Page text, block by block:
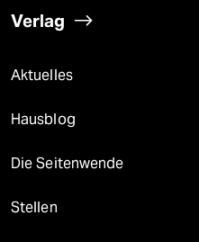
Verlag
Aktuelles
Hausblog
Die Seitenwende
Stellen